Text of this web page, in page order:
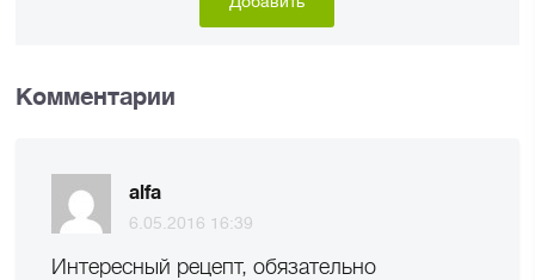
Комментарии
alfa
6.05.2016 16:39
Интересный рецепт, обязательно